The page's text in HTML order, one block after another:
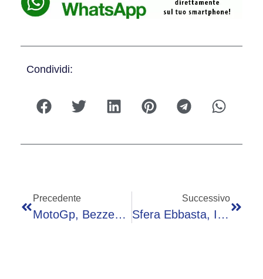
Condividi:
Precedente
MotoGp, Bezzecchi In Pole Al Mugello Davanti A Fernandez E Martin
Successivo
Sfera Ebbasta, Il Dissing Con Rondo De Sosa: Volano Insulti. Cosa È Successo